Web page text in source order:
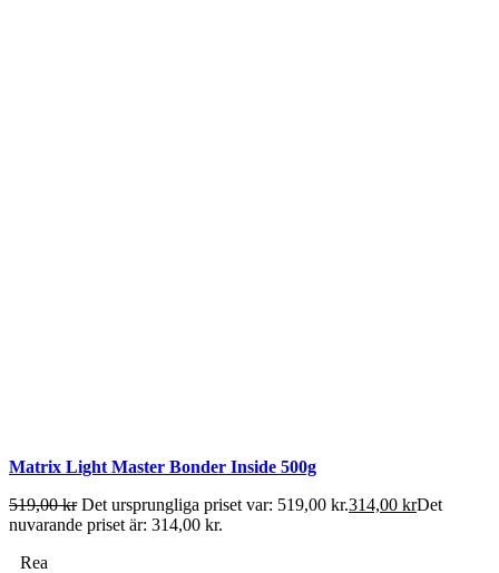
Matrix Light Master Bonder Inside 500g
519,00kr Det ursprungliga priset var: 519,00 kr.314,00 krDet
nuvarande priset är: 314,00 kr.
Rea